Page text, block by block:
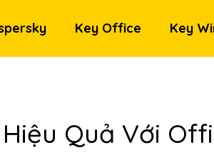
Key Office Key
Quả Với